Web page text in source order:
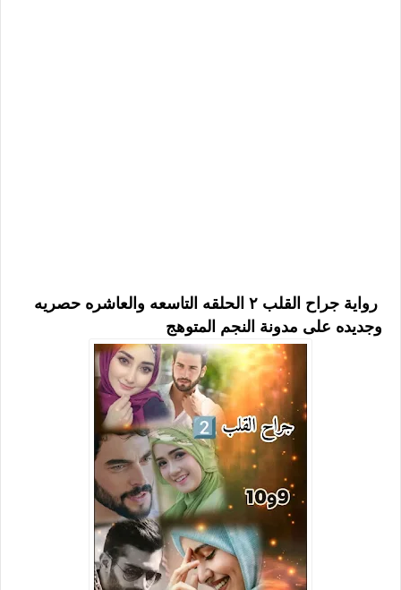
رواية جراح القلب ٢ الحلقه التاسعه والعاشره حصريه
وجديده على مدونة النجم المتوهج